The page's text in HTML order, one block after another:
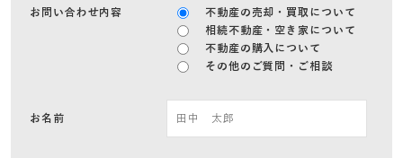
お問い合わせ内容
不動産の売却・買取について
相続不動産・空き家について
不動産の購入について
その他のご質問・ご相談
お名前